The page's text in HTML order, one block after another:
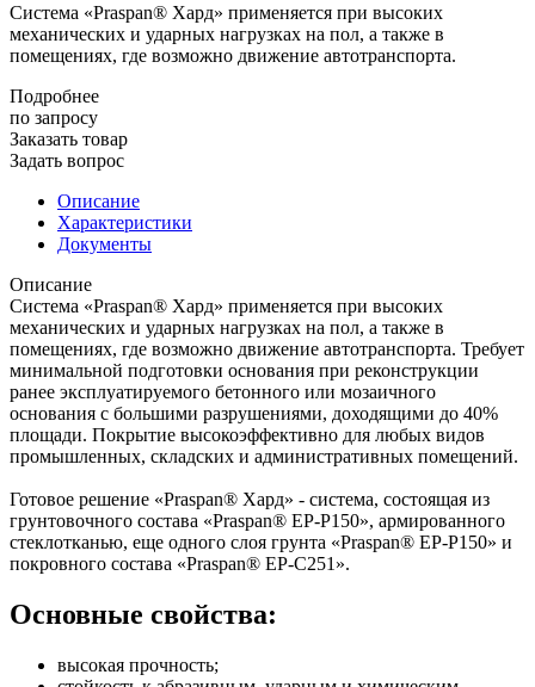
Система «Praspan® Хард» применяется при высоких
механических и ударных нагрузках на пол, а также в
помещениях, где возможно движение автотранспорта.
Подробнее
по запросу
Заказать товар
Задать вопрос
Описание
Характеристики
Документы
Описание
Система «Praspan® Хард» применяется при высоких
механических и ударных нагрузках на пол, а также в
помещениях, где возможно движение автотранспорта. Требует
минимальной подготовки основания при реконструкции
ранее эксплуатируемого бетонного или мозаичного
основания с большими разрушениями, доходящими до 40%
площади. Покрытие высокоэффективно для любых видов
промышленных, складских и административных помещений.
Готовое решение «Praspan® Хард» - система, состоящая из
грунтовочного состава «Praspan® ЕP-P150», армированного
стеклотканью, еще одного слоя грунта «Praspan® ЕP-P150» и
покровного состава «Praspan® ЕP-C251».
Основные свойства:
высокая прочность;